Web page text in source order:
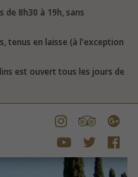
8h30 à 19h, sans
tenus en laisse (à l'exception
est ouvert tous les jours de